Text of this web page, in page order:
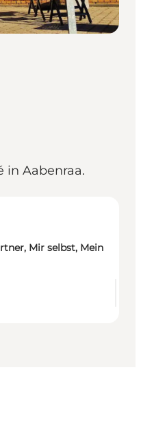
in Aabenraa.
Mir selbst, Mein